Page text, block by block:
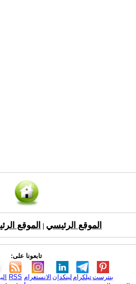
الموقع الرئيسي الموقع
تابعونا على:
RSS الانستغرام لينكدإن تيلكرامبنترست